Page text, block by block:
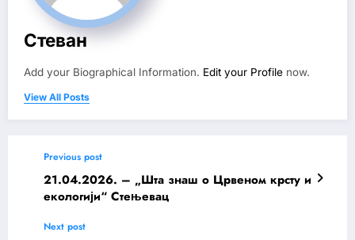
Стеван
Add your Biographical Information. Edit your Profile now.
View All Posts
Previous post
21.04.2026. – „Шта знаш о Црвеном крсту и
екологији“ Стењевац
Next post